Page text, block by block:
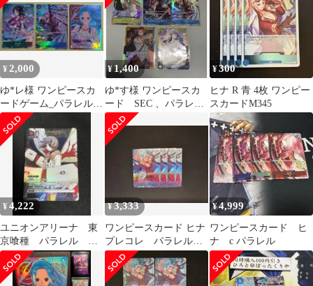
¥ 2,000
ゆ*レ様 ワンピースカ
ードゲーム_パラレルま
とめ売り
¥1,400
ゆ*す様 ワンピースカ
ード SEC 、パラレ
ル まとめ売り
¥300
ヒナ R 青 4枚 ワンピー
スカードM345
¥4,222
ユニオンアリーナ 東
京喰種 パラレル
R★ 笛口雛実
¥3,333
ワンピースカード ヒナ
プレコレ パラレル 4
枚
¥4,999
ワンピースカード ヒ
ナ c パラレル